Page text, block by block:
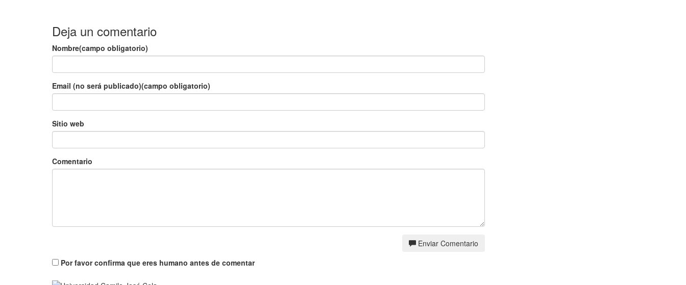
Deja un comentario
Nombre(campo obligatorio)
Email (no será publicado)(campo obligatorio)
Sitio web
Comentario
Enviar Comentario
Por favor confirma que eres humano antes de comentar